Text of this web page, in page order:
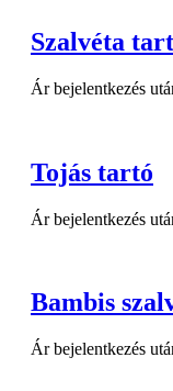
Szalvéta
Ár bejelentkezés
Tojás tartó
Ár bejelentkezés
Bambis
Ár bejelentkezés